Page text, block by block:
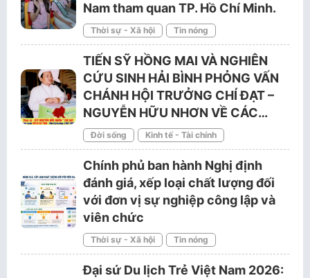
Nam tham quan TP. Hồ Chí Minh.
Thời sự - Xã hội Tin nóng
TIẾN SỸ HỒNG MAI VÀ NGHIÊN
CỨU SINH HẢI BÌNH PHỎNG VẤN
CHÁNH HỘI TRƯỞNG CHÍ ĐẠT –
NGUYỄN HỮU NHƠN VỀ CÁC…
Đời sống Kinh tế - Tài chính
Chính phủ ban hành Nghị định
đánh giá, xếp loại chất lượng đối
với đơn vị sự nghiệp công lập và
viên chức
Thời sự - Xã hội Tin nóng
Đại sứ Du lịch Trẻ Việt Nam 2026: